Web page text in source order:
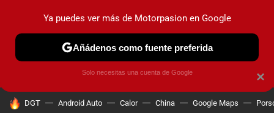
PRUEBAS COCHES ELÉCTRICOS OBSERVATORIO
HOY SE HABLA DE
DGT Android Auto Calor China Google Maps
×
Ya puedes ver más de Motorpasion en Google
Añádenos como fuente preferida
Solo necesitas una cuenta de Google